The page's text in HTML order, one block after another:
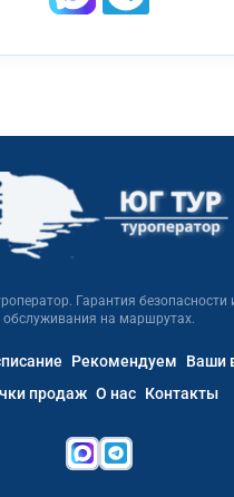
Гарантия безопасности
обслуживания на маршрутах.
Рекомендуем
Ваши
продаж О нас Контакты